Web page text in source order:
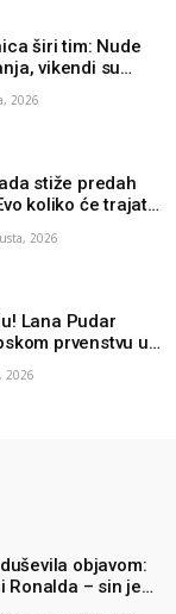
širi tim: Nude
vikendi su
2026
stiže predah
koliko će trajati
2026
Lana Pudar
prvenstvu u
2026
objavom:
Ronalda – sin je